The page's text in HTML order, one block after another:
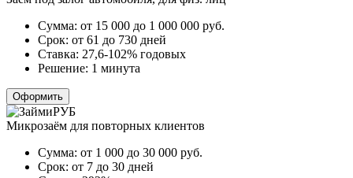
Сумма: от 15 000 до 1 000 000 руб.
Срок: от 61 до 730 дней
Ставка: 27,6-102% годовых
Решение: 1 минута
Оформить
Микрозаём для повторных клиентов
Сумма: от 1 000 до 30 000 руб.
Срок: от 7 до 30 дней